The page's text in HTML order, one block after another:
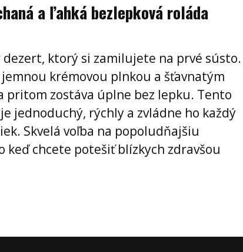
a ľahká bezlepková roláda
dezert, ktorý si zamilujete na prvé sústo.
krémovou plnkou a šťavnatým
pritom zostáva úplne bez lepku. Tento
jednoduchý, rýchly a zvládne ho každý
Skvelá voľba na popoludňajšiu
keď chcete potešiť blízkych zdravšou